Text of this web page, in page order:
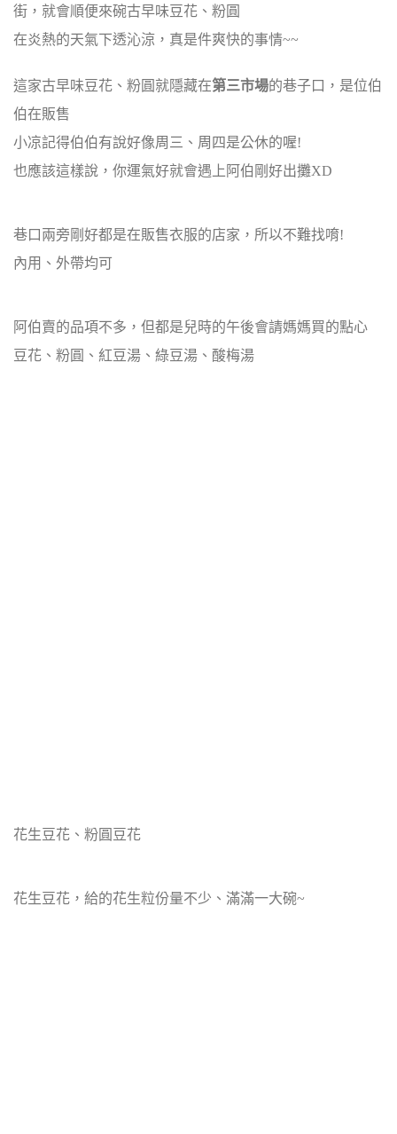
街，就會順便來碗古早味豆花、粉圓
在炎熱的天氣下透沁涼，真是件爽快的事情~~
這家古早味豆花、粉圓就隱藏在第三市場的巷子口，是位伯
伯在販售
小凉記得伯伯有說好像周三、周四是公休的喔!
也應該這樣說，你運氣好就會遇上阿伯剛好出攤XD
巷口兩旁剛好都是在販售衣服的店家，所以不難找唷!
內用、外帶均可
阿伯賣的品項不多，但都是兒時的午後會請媽媽買的點心
豆花、粉圓、紅豆湯、綠豆湯、酸梅湯
花生豆花、粉圓豆花
花生豆花，給的花生粒份量不少、滿滿一大碗~